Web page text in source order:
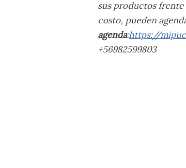
sus productos frente
costo, pueden
agenda:https://
+56982599803